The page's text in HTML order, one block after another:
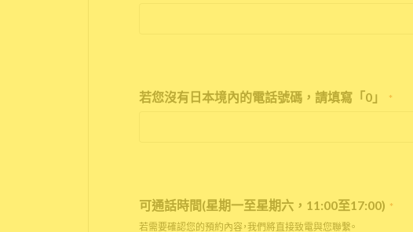
若您沒有日本境內的電話號碼，請填寫「0」 *
可通話時間(星期一至星期六，11:00至17:00) *
若需要確認您的預約內容，我們將直接致電與您聯繫。